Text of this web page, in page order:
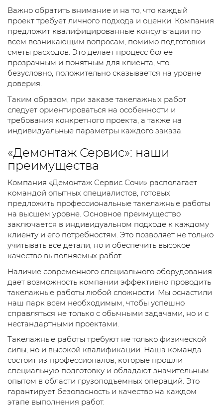
Важно обратить внимание и на то, что каждый
проект требует личного подхода и оценки. Компания
предложит квалифицированные консультации по
всем возникающим вопросам, помимо подготовки
сметы расходов. Это делает процесс более
прозрачным и понятным для клиента, что,
безусловно, положительно сказывается на уровне
доверия.
Таким образом, при заказе такелажных работ
следует ориентироваться на особенности и
требования конкретного проекта, а также на
индивидуальные параметры каждого заказа.
«Демонтаж Сервис»: наши
преимущества
Компания «Демонтаж Сервис Сочи» располагает
командой опытных специалистов, готовых
предложить профессиональные такелажные работы
на высшем уровне. Основное преимущество
заключается в индивидуальном подходе к каждому
клиенту и его потребностям. Это позволяет не только
учитывать все детали, но и обеспечить высокое
качество выполняемых работ.
Наличие современного специального оборудования
дает возможность компании эффективно проводить
такелажные работы любой сложности. Мы оснастили
наш парк всем необходимым, чтобы успешно
справляться не только с обычными задачами, но и с
нестандартными проектами.
Такелажные работы требуют не только физической
силы, но и высокой квалификации. Наша команда
состоит из профессионалов, которые прошли
специальную подготовку и обладают значительным
опытом в области грузоподъемных операций. Это
гарантирует безопасность и качество на каждом
этапе выполнения работ.